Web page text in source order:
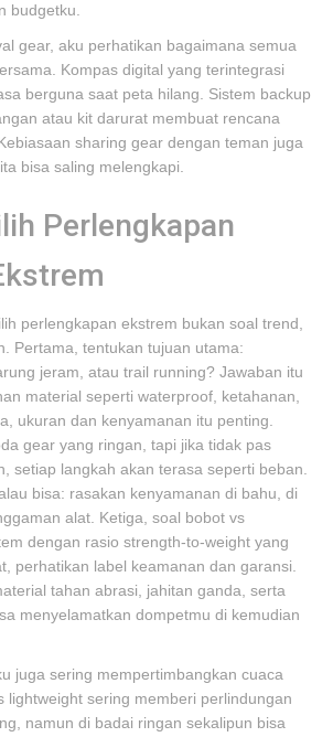
budgetku.
gear, aku perhatikan bagaimana semua
Kompas digital yang terintegrasi
berguna saat peta hilang. Sistem backup
atau kit darurat membuat rencana
sharing gear dengan teman juga
bisa saling melengkapi.
Perlengkapan
perlengkapan ekstrem bukan soal trend,
Pertama, tentukan tujuan utama:
jeram, atau trail running? Jawaban itu
material seperti waterproof, ketahanan,
ukuran dan kenyamanan itu penting.
gear yang ringan, tapi jika tidak pas
setiap langkah akan terasa seperti beban.
bisa: rasakan kenyamanan di bahu, di
alat. Ketiga, soal bobot vs
dengan rasio strength-to-weight yang
perhatikan label keamanan dan garansi.
tahan abrasi, jahitan ganda, serta
menyelamatkan dompetmu di kemudian
juga sering mempertimbangkan cuaca
lightweight sering memberi perlindungan
namun di badai ringan sekalipun bisa